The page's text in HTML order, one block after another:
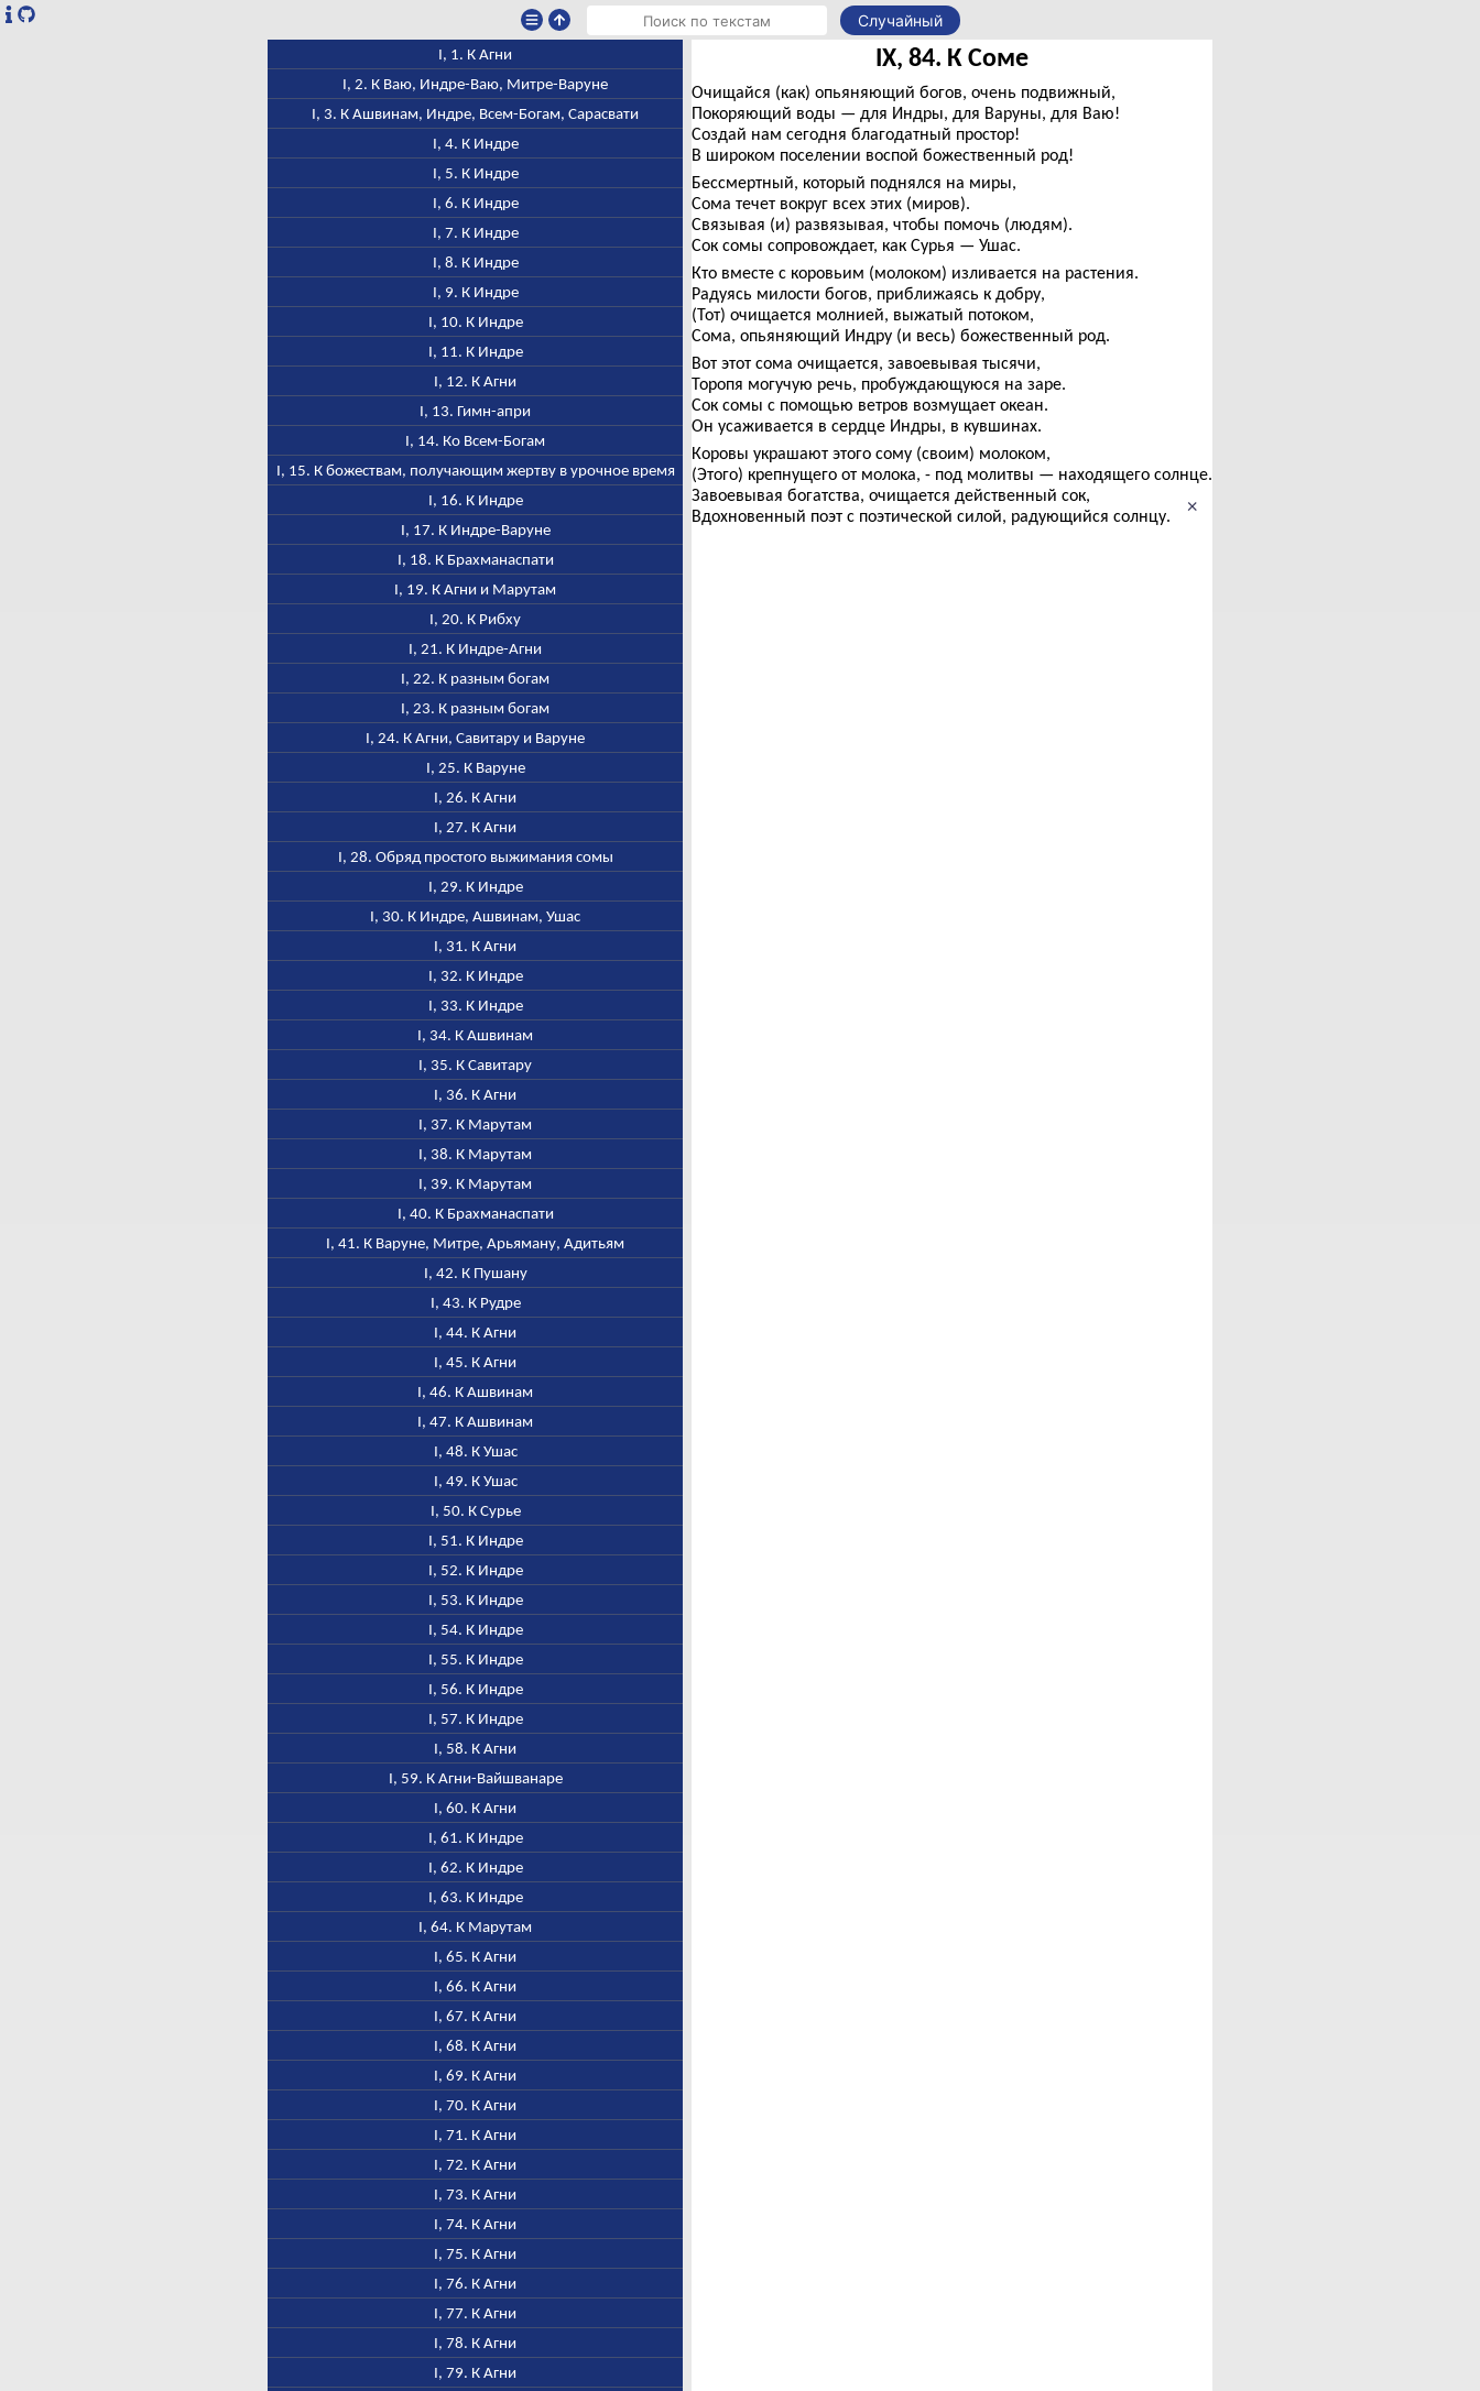
Случайный
I, 1. К Агни
I, 2. К Ваю, Индре-Ваю, Митре-Варуне
I, 3. К Ашвинам, Индре, Всем-Богам, Сарасвати
I, 4. К Индре
I, 5. К Индре
I, 6. К Индре
I, 7. К Индре
I, 8. К Индре
I, 9. К Индре
I, 10. К Индре
I, 11. К Индре
I, 12. К Агни
I, 13. Гимн-апри
I, 14. Ко Всем-Богам
I, 15. К божествам, получающим жертву в урочное время
I, 16. К Индре
I, 17. К Индре-Варуне
I, 18. К Брахманаспати
I, 19. К Агни и Марутам
I, 20. К Рибху
I, 21. К Индре-Агни
I, 22. К разным богам
I, 23. К разным богам
I, 24. К Агни, Савитару и Варуне
I, 25. К Варуне
I, 26. К Агни
I, 27. К Агни
I, 28. Обряд простого выжимания сомы
I, 29. К Индре
I, 30. К Индре, Ашвинам, Ушас
I, 31. К Агни
I, 32. К Индре
I, 33. К Индре
I, 34. К Ашвинам
I, 35. К Савитару
I, 36. К Агни
I, 37. К Марутам
I, 38. К Марутам
I, 39. К Марутам
I, 40. К Брахманаспати
I, 41. К Варуне, Митре, Арьяману, Адитьям
I, 42. К Пушану
I, 43. К Рудре
I, 44. К Агни
I, 45. К Агни
I, 46. К Ашвинам
I, 47. К Ашвинам
I, 48. К Ушас
I, 49. К Ушас
I, 50. К Сурье
I, 51. К Индре
I, 52. К Индре
I, 53. К Индре
I, 54. К Индре
I, 55. К Индре
I, 56. К Индре
I, 57. К Индре
I, 58. К Агни
I, 59. К Агни-Вайшванаре
I, 60. К Агни
I, 61. К Индре
I, 62. К Индре
I, 63. К Индре
I, 64. К Марутам
I, 65. К Агни
I, 66. К Агни
I, 67. К Агни
I, 68. К Агни
I, 69. К Агни
I, 70. К Агни
I, 71. К Агни
I, 72. К Агни
I, 73. К Агни
I, 74. К Агни
I, 75. К Агни
I, 76. К Агни
I, 77. К Агни
I, 78. К Агни
I, 79. К Агни
×
IX, 84. К Соме
Очищайся (как) опьяняющий богов, очень подвижный,
Покоряющий воды — для Индры, для Варуны, для Ваю!
Создай нам сегодня благодатный простор!
В широком поселении воспой божественный род!
Бессмертный, который поднялся на миры,
Сома течет вокруг всех этих (миров).
Связывая (и) развязывая, чтобы помочь (людям).
Сок сомы сопровождает, как Сурья — Ушас.
Кто вместе с коровьим (молоком) изливается на растения.
Радуясь милости богов, приближаясь к добру,
(Тот) очищается молнией, выжатый потоком,
Сома, опьяняющий Индру (и весь) божественный род.
Вот этот сома очищается, завоевывая тысячи,
Торопя могучую речь, пробуждающуюся на заре.
Сок сомы с помощью ветров возмущает океан.
Он усаживается в сердце Индры, в кувшинах.
Коровы украшают этого сому (своим) молоком,
(Этого) крепнущего от молока, - под молитвы — находящего солнце.
Завоевывая богатства, очищается действенный сок,
Вдохновенный поэт с поэтической силой, радующийся солнцу.